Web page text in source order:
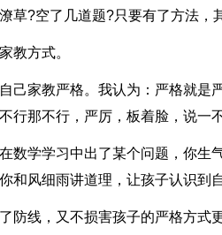
草?空了几道题?只要有了方法，
教方式。
己家教严格。我认为：严格就是
行那不行，严厉，板着脸，说一
数学学习中出了某个问题，你生
和风细雨讲道理，让孩子认识到
防线，又不损害孩子的严格方式